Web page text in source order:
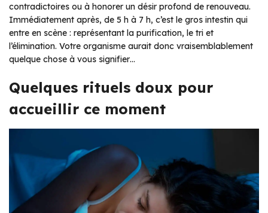
contradictoires ou à honorer un désir profond de renouveau.
Immédiatement après, de 5 h à 7 h, c’est le gros intestin qui
entre en scène : représentant la purification, le tri et
l’élimination. Votre organisme aurait donc vraisemblablement
quelque chose à vous signifier…
Quelques rituels doux pour
accueillir ce moment